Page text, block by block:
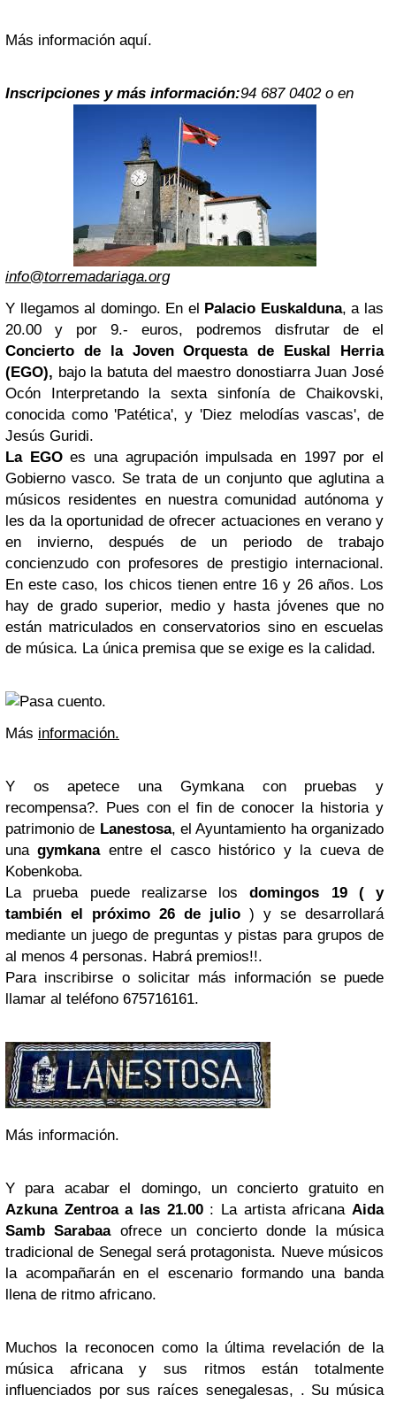
Más información aquí.
Inscripciones y más información:94 687 0402 o en
info@torremadariaga.org
Y llegamos al domingo. En el Palacio Euskalduna, a las
20.00 y por 9.- euros, podremos disfrutar de el
Concierto de la Joven Orquesta de Euskal Herria
(EGO), bajo la batuta del maestro donostiarra Juan José
Ocón Interpretando la sexta sinfonía de Chaikovski,
conocida como 'Patética', y 'Diez melodías vascas', de
Jesús Guridi.
La EGOes una agrupación impulsada en 1997 por el
Gobierno vasco. Se trata de un conjunto que aglutina a
músicos residentes en nuestra comunidad autónoma y
les da la oportunidad de ofrecer actuaciones en verano y
en invierno, después de un periodo de trabajo
concienzudo con profesores de prestigio internacional.
En este caso, los chicos tienen entre 16 y 26 años. Los
hay de grado superior, medio y hasta jóvenes que no
están matriculados en conservatorios sino en escuelas
de música. La única premisa que se exige es la calidad.
Más información.
Y os apetece una Gymkana con pruebas y
recompensa?. Pues con el fin de conocer la historia y
patrimonio de Lanestosa, el Ayuntamiento ha organizado
unagymkanaentre el casco histórico y la cueva de
Kobenkoba.
La prueba puede realizarse los domingos 19 ( y
también el próximo 26 de julio ) y se desarrollará
mediante un juego de preguntas y pistas para grupos de
al menos 4 personas. Habrá premios!!.
Para inscribirse o solicitar más información se puede
llamar al teléfono 675716161.
Más información.
Y para acabar el domingo, un concierto gratuito en
Azkuna Zentroa a las 21.00: La artista africanaAida
Samb Sarabaaofrece un concierto donde la música
tradicional de Senegal será protagonista. Nueve músicos
la acompañarán en el escenario formando una banda
llena de ritmo africano.
Muchos la reconocen como la última revelación de la
música africana y sus ritmos están totalmente
influenciados por sus raíces senegalesas, . Su música